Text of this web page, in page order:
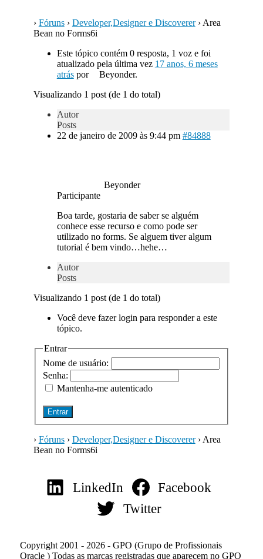
› Fóruns › Developer,Designer e Discoverer › Area
Bean no Forms6i
Este tópico contém 0 resposta, 1 voz e foi
atualizado pela última vez 17 anos, 6 meses
atráspor
Beyonder.
Visualizando 1 post (de 1 do total)
Autor
Posts
22 de janeiro de 2009 às 9:44 pm #84888
Beyonder
Participante
Boa tarde, gostaria de saber se alguém
conhece esse recurso e como pode ser
utilizado no forms. Se alguem tiver algum
tutorial é bem vindo…hehe…
Autor
Posts
Visualizando 1 post (de 1 do total)
Você deve fazer login para responder a este
tópico.
Entrar
Nome de usuário:
Senha:
Mantenha-me autenticado
Entrar
› Fóruns › Developer,Designer e Discoverer › Area
Bean no Forms6i
LinkedIn
Facebook
Twitter
Copyright 2001 - 2026 - GPO (Grupo de Profissionais
Oracle ) Todas as marcas registradas que aparecem no GPO